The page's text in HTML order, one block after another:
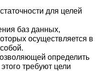
для целей
баз данных,
осуществляется в
определить
требуют цели